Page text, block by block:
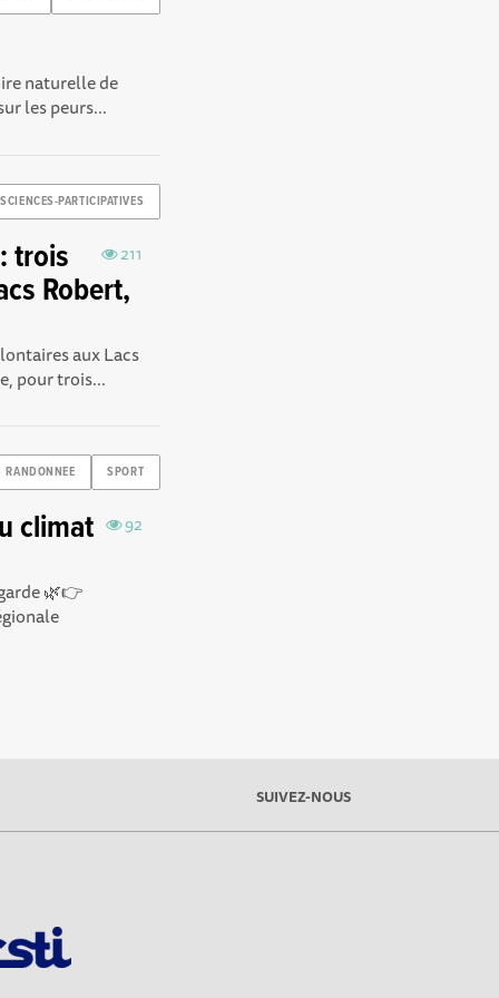
naturelle de
les peurs...
SCIENCES-PARTICIPATIVES
211
trois
Robert,
aux Lacs
pour trois...
RANDONNEE SPORT
92
climat
🌿👉
SUIVEZ-NOUS